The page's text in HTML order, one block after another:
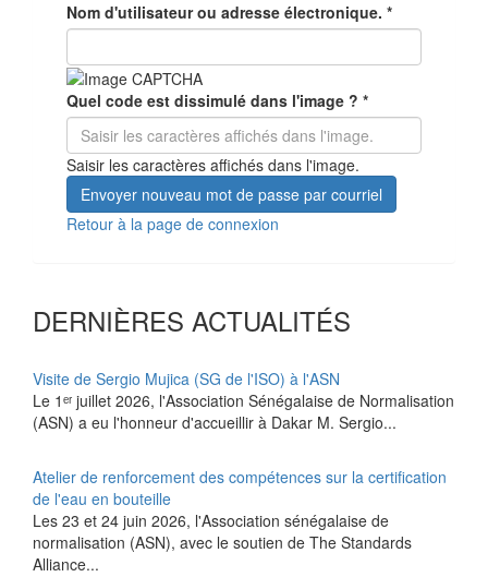
Nom d'utilisateur ou adresse électronique. *
Quel code est dissimulé dans l'image ? *
Saisir les caractères affichés dans l'image.
Envoyer nouveau mot de passe par courriel
Retour à la page de connexion
DERNIÈRES ACTUALITÉS
Visite de Sergio Mujica (SG de l'ISO) à l'ASN
Le 1ᵉʳ juillet 2026, l'Association Sénégalaise de Normalisation
(ASN) a eu l'honneur d'accueillir à Dakar M. Sergio...
Atelier de renforcement des compétences sur la certification
de l'eau en bouteille
Les 23 et 24 juin 2026, l'Association sénégalaise de
normalisation (ASN), avec le soutien de The Standards
Alliance...